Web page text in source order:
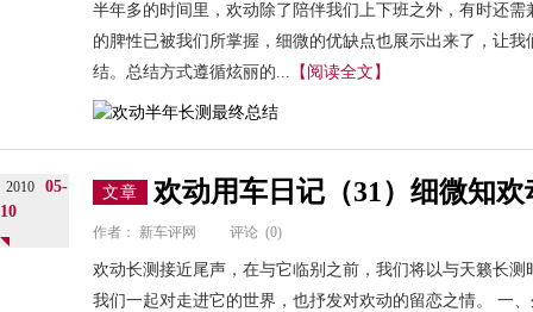
半年多的时间里，欢动除了陪伴我们上下班之外，有时还
的脾性已被我们所掌握，细微的优缺点也展示出来了，让
结。总结方式遵循炫丽的... 【阅读全文】
2010
05-
10
文章 欢动用车日记（31）细微知欢
作者： 新车评网 评论 (0)
欢动长测接近尾声，在与它临别之前，我们将以与天籁长
我们一起对走进它的世界，也抒发对欢动的留恋之情。 一